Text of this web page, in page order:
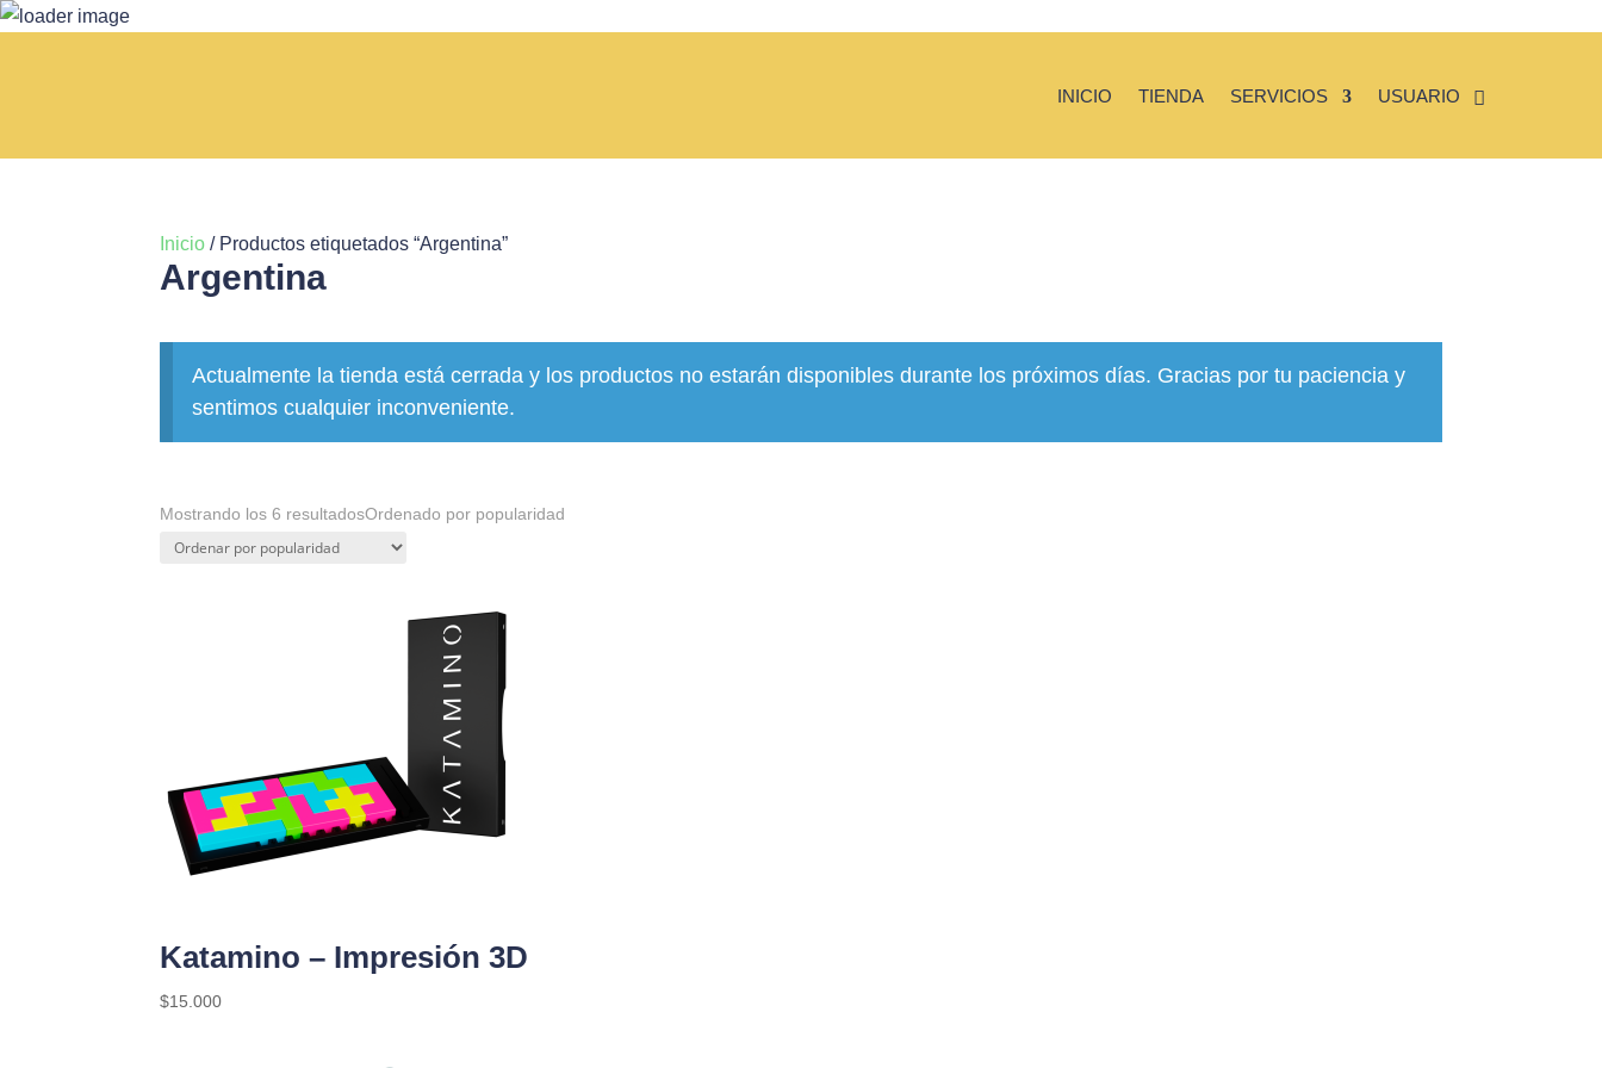
INICIO TIENDA SERVICIOS USUARIO
Inicio / Productos etiquetados “Argentina”
Argentina
Actualmente la tienda está cerrada y los productos no estarán disponibles durante los próximos días. Gracias por tu paciencia y
sentimos cualquier inconveniente.
Mostrando los 6 resultadosOrdenado por popularidad
Katamino – Impresión 3D
$15.000